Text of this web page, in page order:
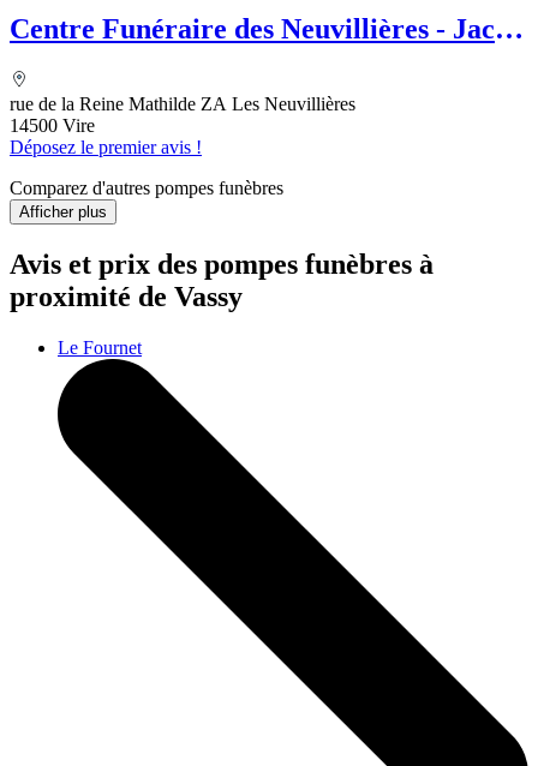
Centre Funéraire des Neuvillières - Jacky
rue de la Reine Mathilde ZA Les Neuvillières
14500 Vire
Déposez le premier avis !
Comparez d'autres pompes funèbres
Afficher plus
Avis et prix des pompes funèbres à
proximité de Vassy
Le Fournet